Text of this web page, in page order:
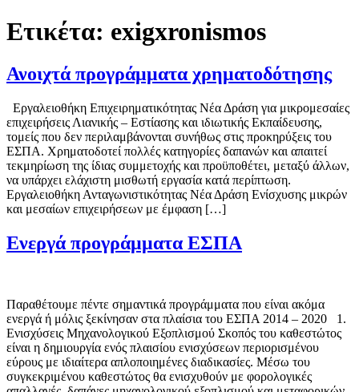
Ετικέτα: exigxronismos
Ανοιχτά προγράμματα χρηματοδότησης
Εργαλειοθήκη Επιχειρηματικότητας Νέα Δράση για μικρομεσαίες
επιχειρήσεις Λιανικής – Εστίασης και ιδιωτικής Εκπαίδευσης,
τομείς που δεν περιλαμβάνονται συνήθως στις προκηρύξεις του
ΕΣΠΑ. Χρηματοδοτεί πολλές κατηγορίες δαπανών και απαιτεί
τεκμηρίωση της ίδιας συμμετοχής και προϋποθέτει, μεταξύ άλλων,
να υπάρχει ελάχιστη μισθωτή εργασία κατά περίπτωση.
Εργαλειοθήκη Ανταγωνιστικότητας Νέα Δράση Ενίσχυσης μικρών
και μεσαίων επιχειρήσεων με έμφαση […]
Ενεργά προγράμματα ΕΣΠΑ
Παραθέτουμε πέντε σημαντικά προγράμματα που είναι ακόμα
ενεργά ή μόλις ξεκίνησαν στα πλαίσια του ΕΣΠΑ 2014 – 2020 1.
Ενισχύσεις Μηχανολογικού Εξοπλισμού Σκοπός του καθεστώτος
είναι η δημιουργία ενός πλαισίου ενισχύσεων περιορισμένου
εύρους με ιδιαίτερα απλοποιημένες διαδικασίες. Μέσω του
συγκεκριμένου καθεστώτος θα ενισχυθούν με φορολογικές